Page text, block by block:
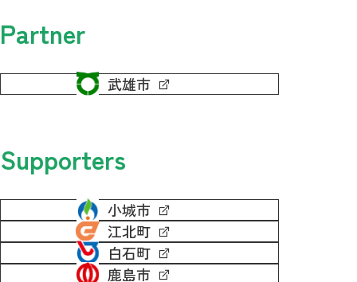
Partner
武雄市
Supporters
小城市
江北町
白石町
鹿島市